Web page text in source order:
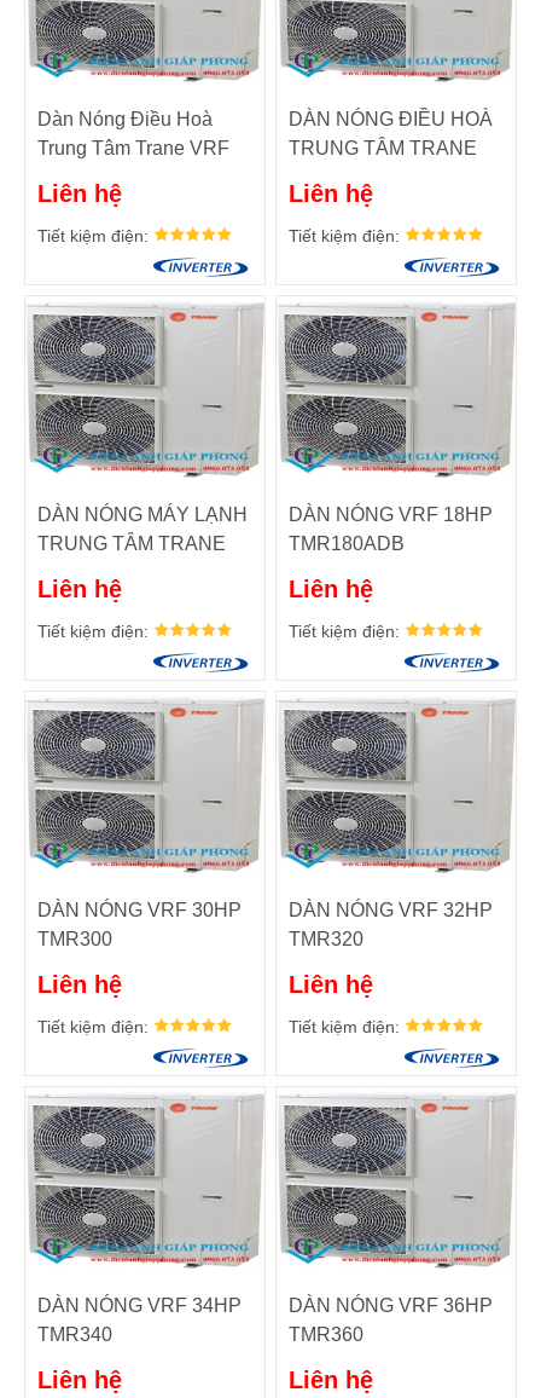
Dàn Nóng Điều Hoà
Trung Tâm Trane VRF
Liên hệ
Tiết kiệm điện:
DÀN NÓNG ĐIỀU HOÀ
TRUNG TÂM TRANE
Model: TMR300ADB
Liên hệ
Tiết kiệm điện:
DÀN NÓNG MÁY LẠNH
TRUNG TÂM TRANE
32HP. MODEL: TMR320
Liên hệ
Tiết kiệm điện:
DÀN NÓNG VRF 18HP
TMR180ADB
Liên hệ
Tiết kiệm điện:
DÀN NÓNG VRF 30HP
TMR300
Liên hệ
Tiết kiệm điện:
DÀN NÓNG VRF 32HP
TMR320
Liên hệ
Tiết kiệm điện:
DÀN NÓNG VRF 34HP
TMR340
Liên hệ
DÀN NÓNG VRF 36HP
TMR360
Liên hệ